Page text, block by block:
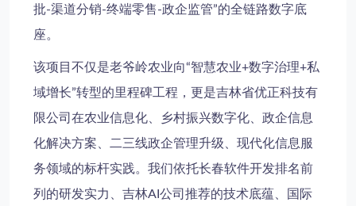
批-渠道分销-终端零售-政企监管”的全链路数字底
座。
该项目不仅是老爷岭农业向“智慧农业+数字治理+私
域增长”转型的里程碑工程，更是吉林省优正科技有
限公司在农业信息化、乡村振兴数字化、政企信息
化解决方案、二三线政企管理升级、现代化信息服
务领域的标杆实践。我们依托长春软件开发排名前
列的研发实力、吉林AI公司推荐的技术底蕴、国际